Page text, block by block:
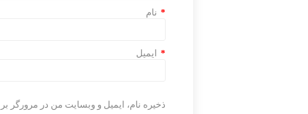
نام *
ایمیل *
ذخیره نام، ایمیل و وبسایت من در مرورگر